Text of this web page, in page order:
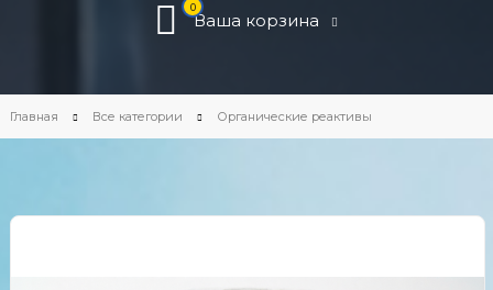
0
Ваша корзина
Главная Все категории Органические реактивы